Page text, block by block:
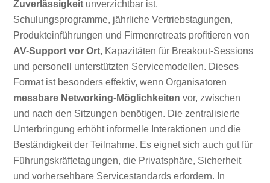
Zuverlässigkeit unverzichtbar ist.
Schulungsprogramme, jährliche Vertriebstagungen,
Produkteinführungen und Firmenretreats profitieren von
AV-Support vor Ort, Kapazitäten für Breakout-Sessions
und personell unterstützten Servicemodellen. Dieses
Format ist besonders effektiv, wenn Organisatoren
messbare Networking-Möglichkeiten vor, zwischen
und nach den Sitzungen benötigen. Die zentralisierte
Unterbringung erhöht informelle Interaktionen und die
Beständigkeit der Teilnahme. Es eignet sich auch gut für
Führungskräftetagungen, die Privatsphäre, Sicherheit
und vorhersehbare Servicestandards erfordern. In